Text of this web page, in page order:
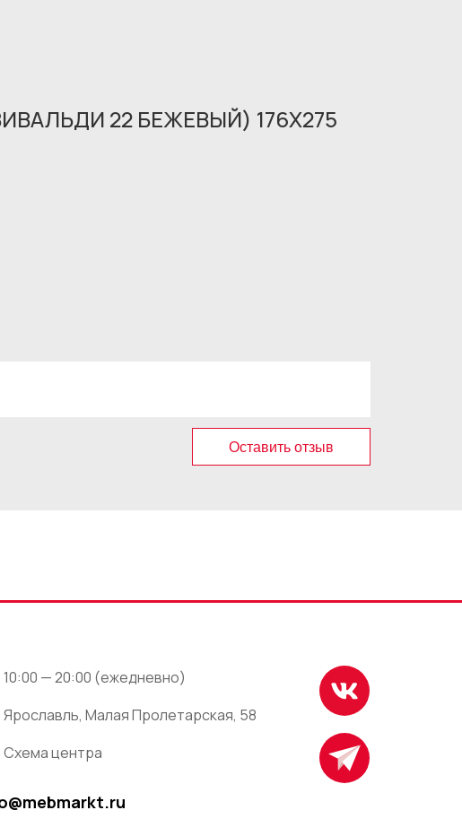
22 БЕЖЕВЫЙ) 176X275
Оставить отзыв
10:00 — 20:00 (ежедневно)
Ярославль, Малая Пролетарская, 58
Схема центра